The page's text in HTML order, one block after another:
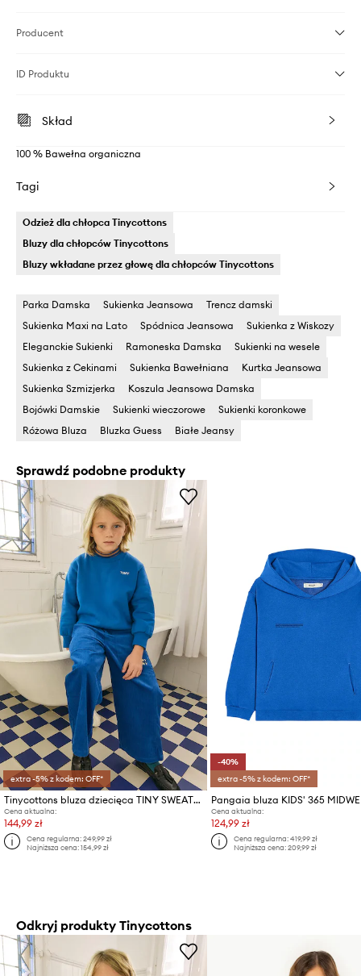
Producent
ID Produktu
Skład
100 % Bawełna organiczna
Tagi
Odzież dla chłopca Tinycottons
Bluzy dla chłopców Tinycottons
Bluzy wkładane przez głowę dla chłopców Tinycottons
Parka Damska Sukienka Jeansowa
Trencz damski
Sukienka Maxi na Lato
Spódnica Jeansowa
Sukienka z Wiskozy
Eleganckie Sukienki
Ramoneska Damska
Sukienki na wesele
Sukienka z Cekinami
Sukienka Bawełniana
Kurtka Jeansowa
Sukienka Szmizjerka
Koszula Jeansowa Damska
Bojówki Damskie
Sukienki wieczorowe
Sukienki koronkowe
Różowa Bluza
Bluzka Guess Białe Jeansy
Sprawdź podobne produkty
extra -5% z kodem: OFF*
Tinycottons bluza dziecięca TINY SWEATSHIRT
Cena aktualna:
144,99 zł
Cena regularna:249,99 zł
Najniższa cena:154,99 zł
-40%
extra -5% z kodem: OFF*
Cena aktualna:
124,99 zł
Cena regularna:419,99 zł
Najniższa cena:209,99 zł
Odkryj produkty Tinycottons